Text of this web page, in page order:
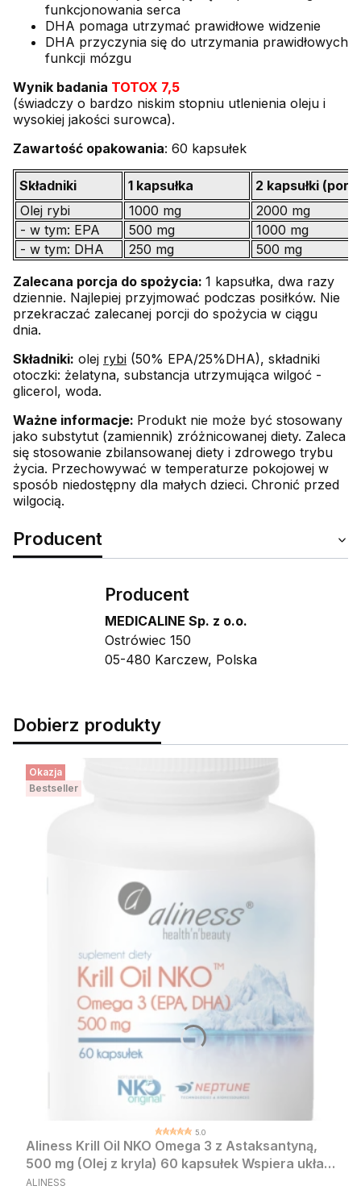
funkcjonowania serca
DHA pomaga utrzymać prawidłowe widzenie
DHA przyczynia się do utrzymania prawidłowych
funkcji mózgu
Wynik badania TOTOX 7,5
(świadczy o bardzo niskim stopniu utlenienia oleju i
wysokiej jakości surowca).
Zawartość opakowania: 60 kapsułek
Składniki 1 kapsułka
2 kapsułki
Olej rybi
1000 mg
2000 mg
- w tym: EPA
500 mg
1000 mg
- w tym: DHA
250 mg
500 mg
Zalecana porcja do spożycia: 1 kapsułka, dwa razy
dziennie. Najlepiej przyjmować podczas posiłków. Nie
przekraczać zalecanej porcji do spożycia w ciągu
dnia.
Składniki: olej rybi (50% EPA/25%DHA), składniki
otoczki: żelatyna, substancja utrzymująca wilgoć -
glicerol, woda.
Ważne informacje: Produkt nie może być stosowany
jako substytut (zamiennik) zróżnicowanej diety. Zaleca
się stosowanie zbilansowanej diety i zdrowego trybu
życia. Przechowywać w temperaturze pokojowej w
sposób niedostępny dla małych dzieci. Chronić przed
wilgocią.
Producent
Producent
MEDICALINE Sp. z o.o.
Ostrówiec 150
05-480 Karczew, Polska
Dobierz produkty
Okazja
Bestseller
5.0
Aliness Krill Oil NKO Omega 3 z Astaksantyną,
500 mg (Olej z kryla) 60 kapsułek Wspiera układ
sercowo-naczyniowy
PRODUCENT
ALINESS